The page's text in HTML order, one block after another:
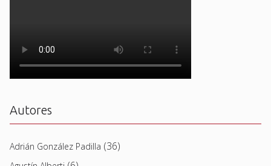
Autores
Adrián González Padilla (36)